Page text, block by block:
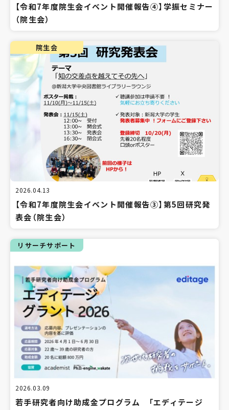
【令和7年度院生会イベント開催報告④】学振セミナー
（院生会）
院生会
2026.04.13
【令和7年度院生会イベント開催報告③】第5回研究発
表会（院生会）
リサーチサポート
2026.03.09
若手研究者向け助成金プログラム 「エディテージ